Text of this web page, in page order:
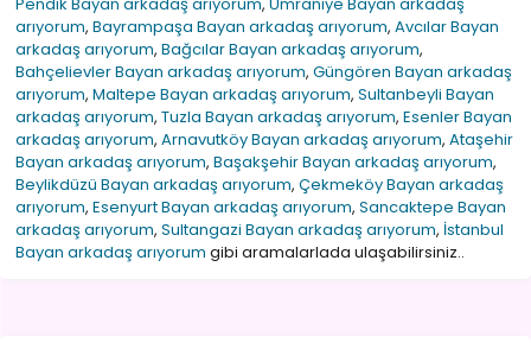
arıyorum, Bayrampaşa Bayan arkadaş arıyorum, Avcılar Bayan
arkadaş arıyorum, Bağcılar Bayan arkadaş arıyorum,
Bahçelievler Bayan arkadaş arıyorum, Güngören Bayan arkadaş
arıyorum, Maltepe Bayan arkadaş arıyorum, Sultanbeyli Bayan
arkadaş arıyorum, Tuzla Bayan arkadaş arıyorum, Esenler Bayan
arkadaş arıyorum, Arnavutköy Bayan arkadaş arıyorum, Ataşehir
Bayan arkadaş arıyorum, Başakşehir Bayan arkadaş arıyorum,
Beylikdüzü Bayan arkadaş arıyorum, Çekmeköy Bayan arkadaş
arıyorum, Esenyurt Bayan arkadaş arıyorum, Sancaktepe Bayan
arkadaş arıyorum, Sultangazi Bayan arkadaş arıyorum, İstanbul
Bayan arkadaş arıyorum gibi aramalarlada ulaşabilirsiniz..